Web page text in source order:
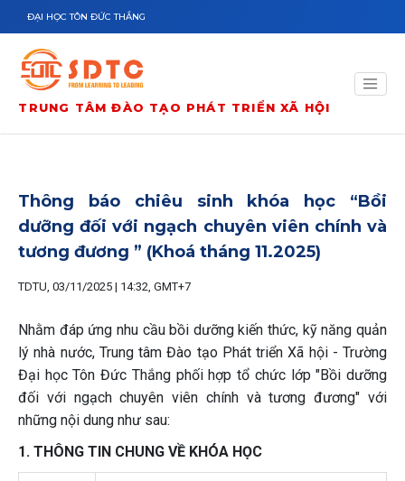
Nhảy đến nội dung
ĐẠI HỌC TÔN ĐỨC THẮNG
TRUNG TÂM ĐÀO TẠO PHÁT TRIỂN XÃ HỘI
Thông báo chiêu sinh khóa học “Bồi
dưỡng đối với ngạch chuyên viên chính và
tương đương ” (Khoá tháng 11.2025)
TDTU, 03/11/2025 | 14:32, GMT+7
Nhằm đáp ứng nhu cầu bồi dưỡng kiến thức, kỹ năng quản
lý nhà nước, Trung tâm Đào tạo Phát triển Xã hội - Trường
Đại học Tôn Đức Thắng phối hợp tổ chức lớp "Bồi dưỡng
đối với ngạch chuyên viên chính và tương đương" với
những nội dung như sau:
1. THÔNG TIN CHUNG VỀ KHÓA HỌC